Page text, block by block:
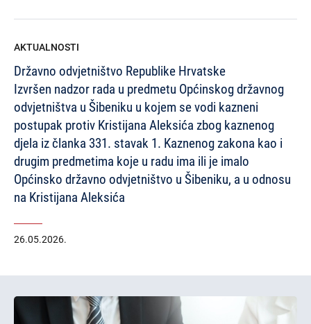
AKTUALNOSTI
Državno odvjetništvo Republike Hrvatske
Izvršen nadzor rada u predmetu Općinskog državnog
odvjetništva u Šibeniku u kojem se vodi kazneni
postupak protiv Kristijana Aleksića zbog kaznenog
djela iz članka 331. stavak 1. Kaznenog zakona kao i
drugim predmetima koje u radu ima ili je imalo
Općinsko državno odvjetništvo u Šibeniku, a u odnosu
na Kristijana Aleksića
26.05.2026.